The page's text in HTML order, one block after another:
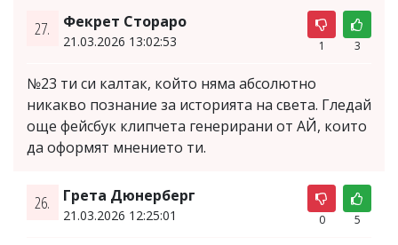
27. Фекрет Стораро
21.03.2026 13:02:53 1 3
№23 ти си калтак, който няма абсолютно
никакво познание за историята на света. Гледай
още фейсбук клипчета генерирани от АЙ, които
да оформят мнението ти.
26. Грета Дюнерберг
21.03.2026 12:25:01 0 5